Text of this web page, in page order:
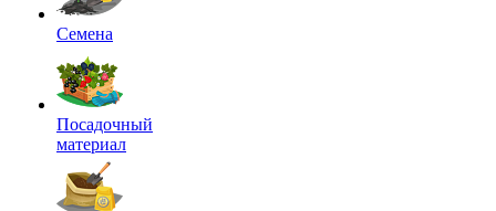
Семена
Посадочный
материал